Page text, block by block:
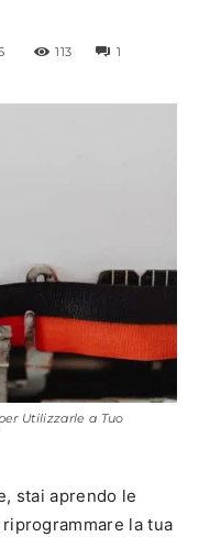
113 1
Utilizzarle a Tuo
stai aprendo le
la tua